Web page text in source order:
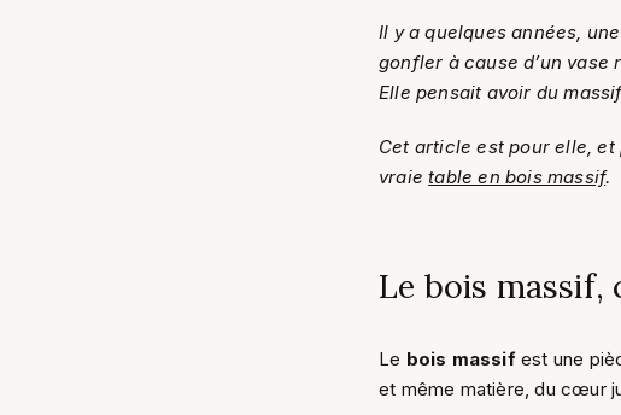
Il y a quelques années,
gonfler à cause d’un vase
Elle pensait avoir du
Cet article est pour elle,
vraietable en bois massif.
Le bois massif,
Le bois massifest une
et même matière, du cœur